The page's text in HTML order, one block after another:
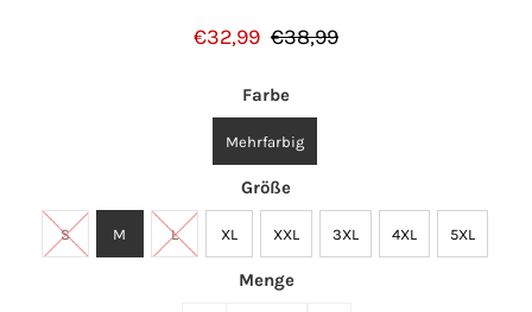
€32,99 €38,99
Farbe
Mehrfarbig
Größe
S M L XL XXL 3XL 4XL 5XL
Menge